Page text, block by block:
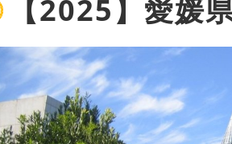
【2025】愛媛